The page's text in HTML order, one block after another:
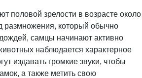
половой зрелости в возрасте около
размножения, который обычно
самцы начинают активно
наблюдается характерное
издавать громкие звуки, чтобы
а также метить свою